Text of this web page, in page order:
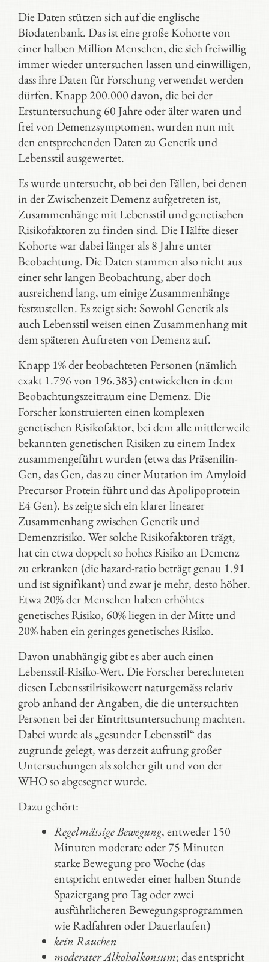
Die Daten stützen sich auf die englische
Biodatenbank. Das ist eine große Kohorte von
einer halben Million Menschen, die sich freiwillig
immer wieder untersuchen lassen und einwilligen,
dass ihre Daten für Forschung verwendet werden
dürfen. Knapp 200.000 davon, die bei der
Erstuntersuchung 60 Jahre oder älter waren und
frei von Demenzsymptomen, wurden nun mit
den entsprechenden Daten zu Genetik und
Lebensstil ausgewertet.
Es wurde untersucht, ob bei den Fällen, bei denen
in der Zwischenzeit Demenz aufgetreten ist,
Zusammenhänge mit Lebensstil und genetischen
Risikofaktoren zu finden sind. Die Hälfte dieser
Kohorte war dabei länger als 8 Jahre unter
Beobachtung. Die Daten stammen also nicht aus
einer sehr langen Beobachtung, aber doch
ausreichend lang, um einige Zusammenhänge
festzustellen. Es zeigt sich: Sowohl Genetik als
auch Lebensstil weisen einen Zusammenhang mit
dem späteren Auftreten von Demenz auf.
Knapp 1% der beobachteten Personen (nämlich
exakt 1.796 von 196.383) entwickelten in dem
Beobachtungszeitraum eine Demenz. Die
Forscher konstruierten einen komplexen
genetischen Risikofaktor, bei dem alle mittlerweile
bekannten genetischen Risiken zu einem Index
zusammengeführt wurden (etwa das Präsenilin-
Gen, das Gen, das zu einer Mutation im Amyloid
Precursor Protein führt und das Apolipoprotein
E4 Gen). Es zeigte sich ein klarer linearer
Zusammenhang zwischen Genetik und
Demenzrisiko. Wer solche Risikofaktoren trägt,
hat ein etwa doppelt so hohes Risiko an Demenz
zu erkranken (die hazard-ratio beträgt genau 1.91
und ist signifikant) und zwar je mehr, desto höher.
Etwa 20% der Menschen haben erhöhtes
genetisches Risiko, 60% liegen in der Mitte und
20% haben ein geringes genetisches Risiko.
Davon unabhängig gibt es aber auch einen
Lebensstil-Risiko-Wert. Die Forscher berechneten
diesen Lebensstilrisikowert naturgemäss relativ
grob anhand der Angaben, die die untersuchten
Personen bei der Eintrittsuntersuchung machten.
Dabei wurde als „gesunder Lebensstil“ das
zugrunde gelegt, was derzeit aufrung großer
Untersuchungen als solcher gilt und von der
WHO so abgesegnet wurde.
Dazu gehört:
RegelmässigeBewegung, entweder 150
Minuten moderate oder 75 Minuten
starke Bewegung pro Woche (das
entspricht entweder einer halben Stunde
Spaziergang pro Tag oder zwei
ausführlicheren Bewegungsprogrammen
wie Radfahren oder Dauerlaufen)
kein Rauchen
moderater Alkoholkonsum; das entspricht